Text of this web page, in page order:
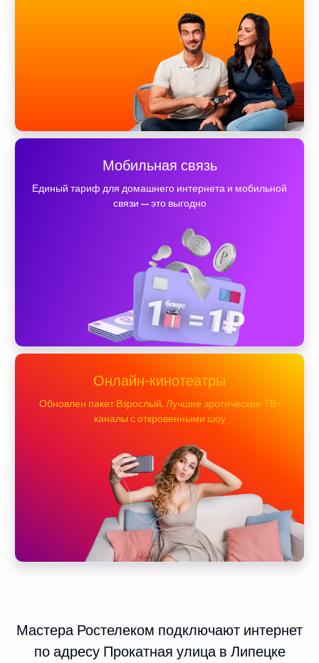
Мобильная связь
Единый тариф для домашнего интернета и мобильной
связи — это выгодно
Онлайн-кинотеатры
Обновлен пакет Взрослый. Лучшие эротические ТВ-
каналы с откровенными шоу
Мастера Ростелеком подключают интернет
по адресу Прокатная улица в Липецке